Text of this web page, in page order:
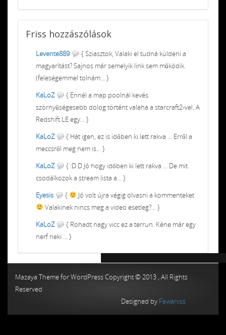
Friss hozzászólások
Levente889
{ Sziasztok, Valaki el tudná küldeni a
magyarítást? Sajnos már semelyik link sem működik.
(feleségemmel tolnám... }
KaLoZ
{ Ennél a map poolnál kevés
szörnyűségesebb dolog történt valaha a starcraft2-vel. A
Redshift LE egy... }
KaLoZ
{ Hát igen, ez is időben ki lett rakva ... Erről a
meccsről meg nem is... }
KaLoZ
{ :D:D Jó hogy időben ki lett rakva ... De mit
csodálkozok a stream lista a... }
Eyesis
{
Jó volt újra végig olvasni a kommenteket
Valakinek nincs meg a video esetleg?... }
KaLoZ
{ Rohadt nagy vicc ez a terrun. Kéne már egy
nerf neki ... }
Mazaya Theme for WordPress Copyright © 2013 , All Rights
Reserved
Designed by Fawaniss